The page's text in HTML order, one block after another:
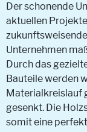
Der schonende
aktuellen
Unternehmen
Durch das
Bauteile werden
Materialkreislauf
gesenkt. Die
somit eine